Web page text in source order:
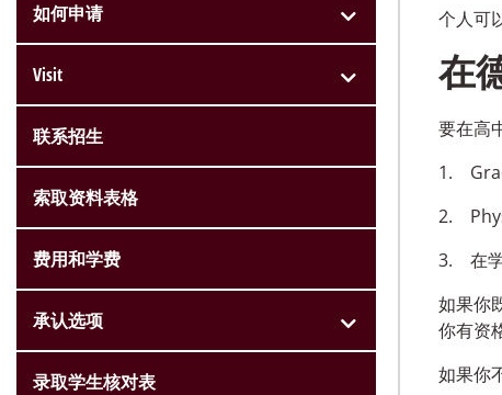
如何申请
Visit
联系招生
索取资料表格
费用和学费
承认选项
录取学生核对表
个人可
在
要在高
1.
2.
3. 在
如果你
你有资
如果你